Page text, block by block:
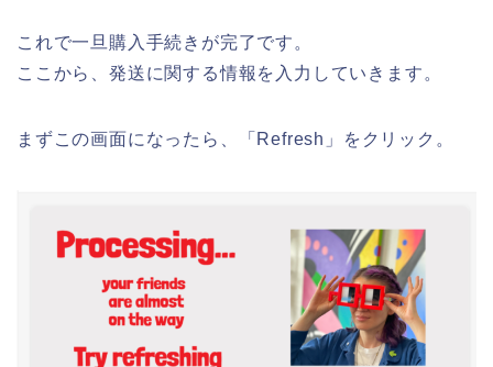
これで一旦購入手続きが完了です。
ここから、発送に関する情報を入力していきます。
まずこの画面になったら、「Refresh」をクリック。